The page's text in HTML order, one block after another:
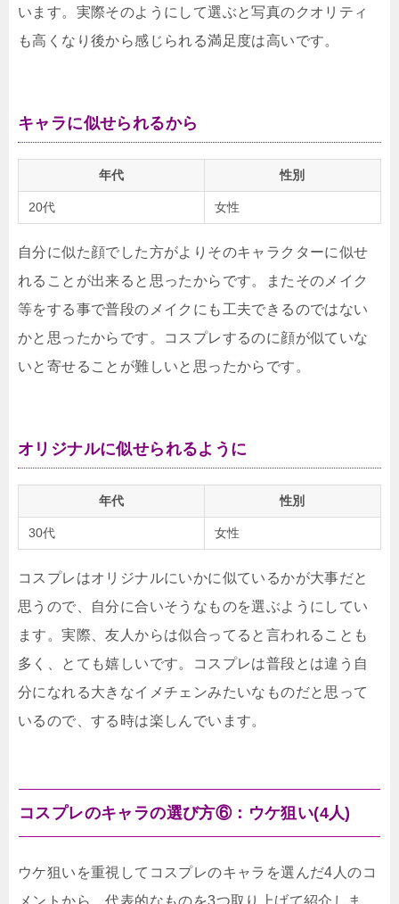
います。実際そのようにして選ぶと写真のクオリティ
も高くなり後から感じられる満足度は高いです。
キャラに似せられるから
年代 性別
20代 女性
自分に似た顔でした方がよりそのキャラクターに似せ
れることが出来ると思ったからです。またそのメイク
等をする事で普段のメイクにも工夫できるのではない
かと思ったからです。コスプレするのに顔が似ていな
いと寄せることが難しいと思ったからです。
オリジナルに似せられるように
年代 性別
30代 女性
コスプレはオリジナルにいかに似ているかが大事だと
思うので、自分に合いそうなものを選ぶようにしてい
ます。実際、友人からは似合ってると言われることも
多く、とても嬉しいです。コスプレは普段とは違う自
分になれる大きなイメチェンみたいなものだと思って
いるので、する時は楽しんでいます。
コスプレのキャラの選び方⑥：ウケ狙い(4人)
ウケ狙いを重視してコスプレのキャラを選んだ4人のコ